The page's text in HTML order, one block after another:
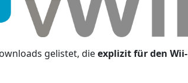
gelistet, dieexplizit für den Wii-